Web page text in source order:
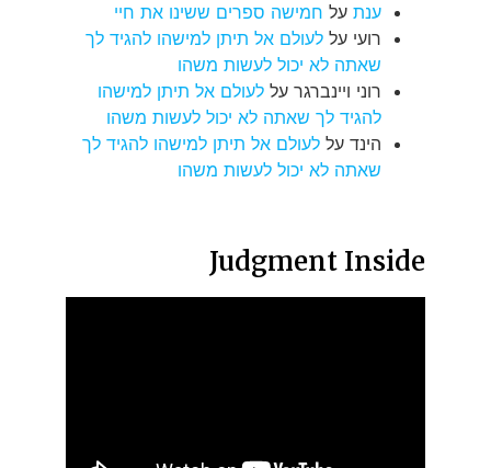
ענת על חמישה ספרים ששינו את חיי
רועי על לעולם אל תיתן למישהו להגיד לך
שאתה לא יכול לעשות משהו
רוני ויינברגר על לעולם אל תיתן למישהו
להגיד לך שאתה לא יכול לעשות משהו
הינד על לעולם אל תיתן למישהו להגיד לך
שאתה לא יכול לעשות משהו
Judgment Inside